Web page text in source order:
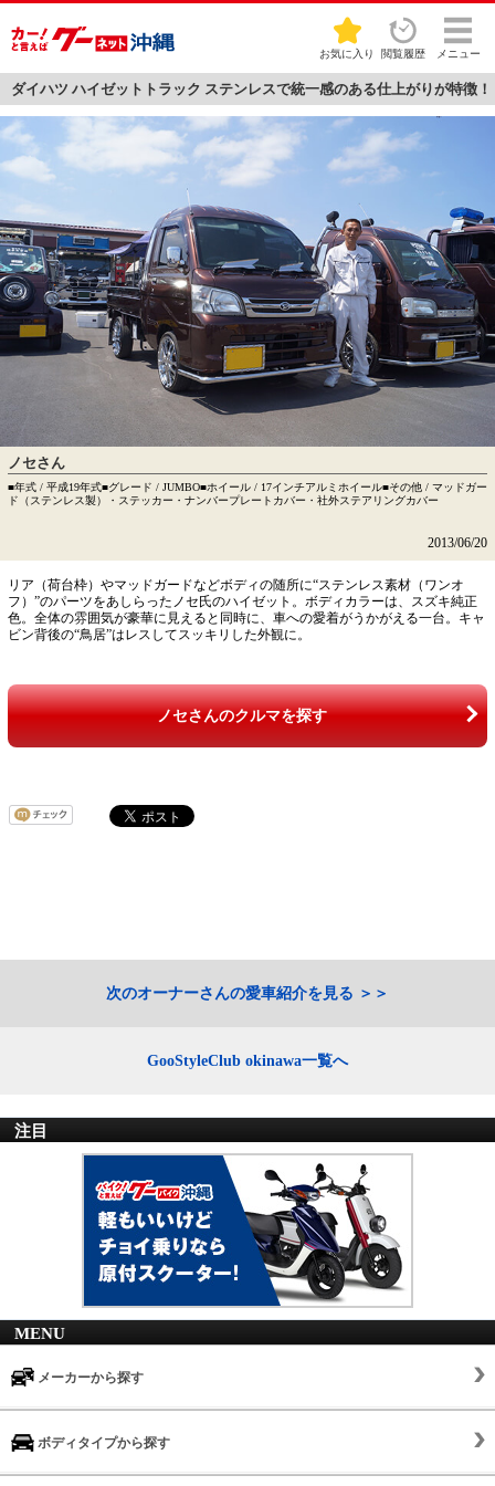
お気に入り 閲覧履歴 メニュー
ダイハツ ハイゼットトラック ステンレスで統一感のある仕上がりが特徴！
ノセさん
■年式 / 平成19年式■グレード / JUMBO■ホイール / 17インチアルミホイール■その他 / マッドガー
ド（ステンレス製）・ステッカー・ナンバープレートカバー・社外ステアリングカバー
2013/06/20
リア（荷台枠）やマッドガードなどボディの随所に“ステンレス素材（ワンオ
フ）”のパーツをあしらったノセ氏のハイゼット。ボディカラーは、スズキ純正
色。全体の雰囲気が豪華に見えると同時に、車への愛着がうかがえる一台。キャ
ビン背後の“鳥居”はレスしてスッキリした外観に。
ノセさんのクルマを探す
次のオーナーさんの愛車紹介を見る
GooStyleClub okinawa一覧へ
注目
MENU
メーカーから探す
ボディタイプから探す